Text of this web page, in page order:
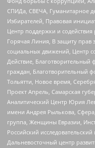
СПИДа, СВЕЧА, Гуманитарное
Избирателей, Правовая
Центр поддержки и
Горячая Линия, В защиту прав
социальных движений, Центр
Действие,
граждан,
Тольятти, Новое время,
Проект Апрель, Самарская
Аналитический Центр Юрия
имени Андрея Рылькова,
группа, Женщины Евразии,
Российский
Дальневосточный центр